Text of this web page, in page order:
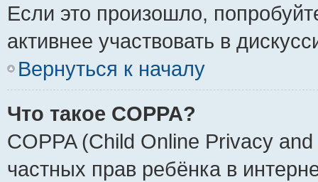
Если это произошло,
активнее участвовать в
Вернуться к началу
Что такое COPPA?
COPPA (Child Online Privacy
частных прав ребёнка в